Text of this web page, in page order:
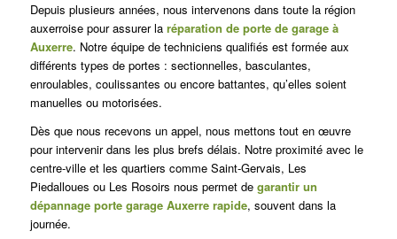
Depuis plusieurs années, nous intervenons dans toute la région
auxerroise pour assurer la réparation de porte de garage à
Auxerre. Notre équipe de techniciens qualifiés est formée aux
différents types de portes : sectionnelles, basculantes,
enroulables, coulissantes ou encore battantes, qu’elles soient
manuelles ou motorisées.
Dès que nous recevons un appel, nous mettons tout en œuvre
pour intervenir dans les plus brefs délais. Notre proximité avec le
centre-ville et les quartiers comme Saint-Gervais, Les
Piedalloues ou Les Rosoirs nous permet de garantir un
dépannage porte garage Auxerre rapide, souvent dans la
journée.